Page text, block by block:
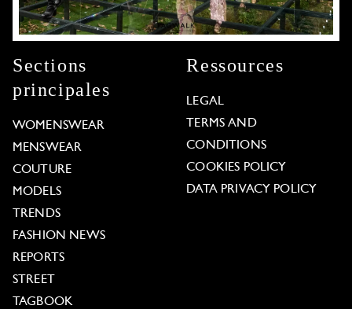
Sections
principales
WOMENSWEAR
MENSWEAR
COUTURE
MODELS
TRENDS
FASHION NEWS
REPORTS
STREET
TAGBOOK
Ressources
LEGAL
TERMS AND
CONDITIONS
COOKIES POLICY
DATA PRIVACY POLICY